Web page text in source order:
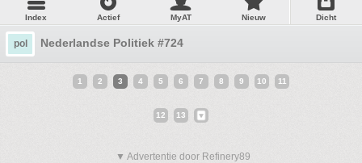
Index Actief MyAT Nieuw Dicht
pol Nederlandse Politiek #724
1 2 3 4 5 6 7 8 9 10 11
12 13
▼ Advertentie door Refinery89